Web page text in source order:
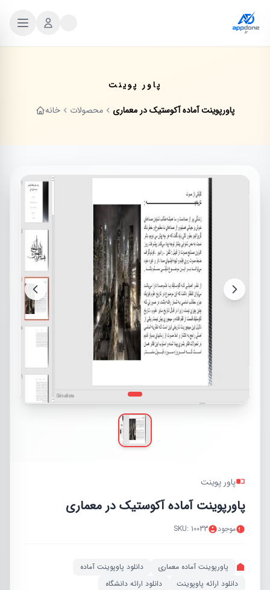
پاور پوینت
خانه
محصولات پاورپوینت آماده آکوستیک در معماری
فروش ویژه
پاور پوینت
پاورپوینت آماده آکوستیک در معماری
موجود SKU: 10033
پاورپوینت آماده معماری
دانلود پاوپوینت آماده
دانلود ارائه پاوپوینت
دانلود ارائه دانشگاه